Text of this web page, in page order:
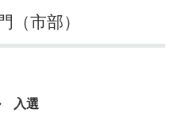
（市部）
入選